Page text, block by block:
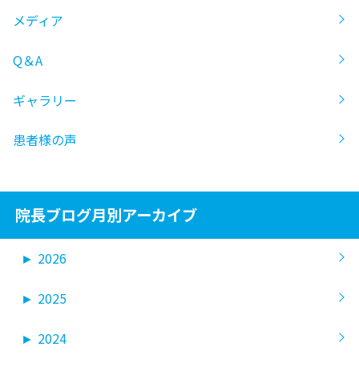
メディア
Q＆A
ギャラリー
患者様の声
院長ブログ月別アーカイブ
► 2026
► 2025
► 2024